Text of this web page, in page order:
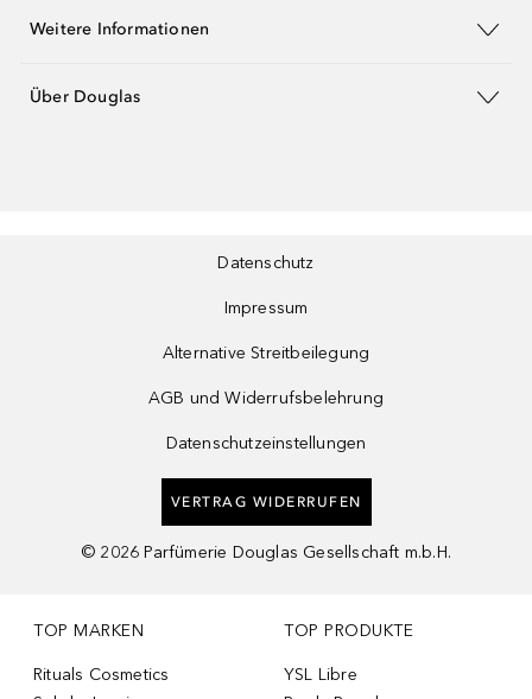
Weitere Informationen
Über Douglas
Datenschutz
Impressum
Alternative Streitbeilegung
AGB und Widerrufsbelehrung
Datenschutzeinstellungen
VERTRAG WIDERRUFEN
© 2026 Parfümerie Douglas Gesellschaft m.b.H.
TOP MARKEN
Rituals Cosmetics
TOP PRODUKTE
YSL Libre